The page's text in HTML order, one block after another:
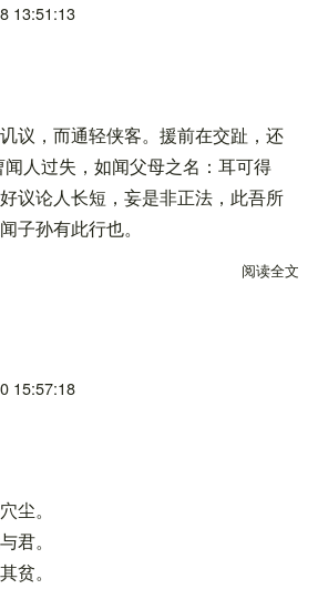
13:51:13
议，而通轻侠客。援前在交趾，还
人过失，如闻父母之名：耳可得
议论人长短，妄是非正法，此吾所
子孙有此行也。
阅读全文
15:57:18
尘。
君。
贫。